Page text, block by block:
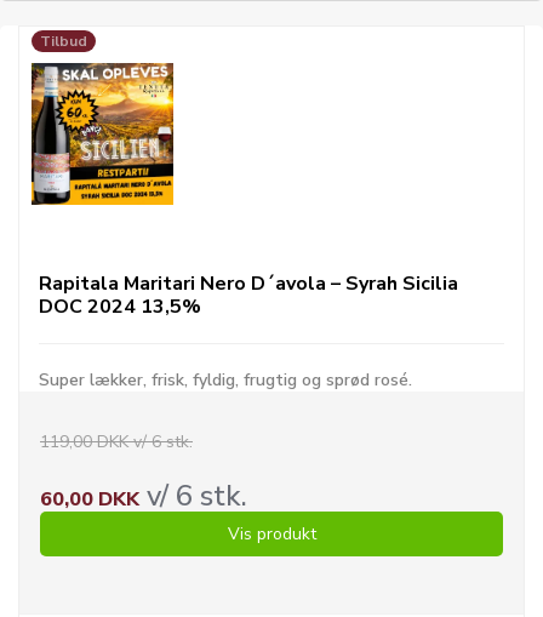
Tilbud
Rapitala Maritari Nero D´avola – Syrah Sicilia
DOC 2024 13,5%
Super lækker, frisk, fyldig, frugtig og sprød rosé.
119,00 DKK v/ 6 stk.
60,00 DKKv/ 6 stk.
Vis produkt